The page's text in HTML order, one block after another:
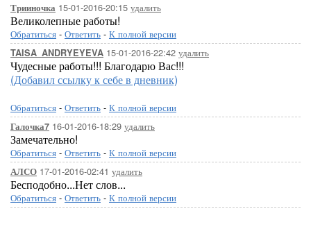
Трииночка 15-01-2016-20:15 удалить
Великолепные работы!
Обратиться - Ответить - К полной версии
TAISA_ANDRYEYEVA 15-01-2016-22:42 удалить
Чудесные работы!!! Благодарю Вас!!!
(Добавил ссылку к себе в дневник)
Обратиться - Ответить - К полной версии
Галочка7 16-01-2016-18:29 удалить
Замечательно!
Обратиться - Ответить - К полной версии
АЛСО 17-01-2016-02:41 удалить
Бесподобно...Нет слов...
Обратиться - Ответить - К полной версии